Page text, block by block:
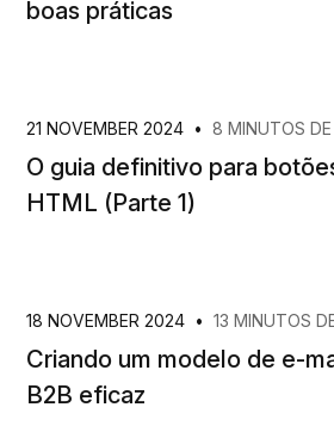
boas práticas
21 NOVEMBER 2024 • 8 MINUTOS DE
O guia definitivo para
HTML (Parte 1)
18 NOVEMBER 2024 • 13 MINUTOS
Criando um modelo de e-
B2B eficaz